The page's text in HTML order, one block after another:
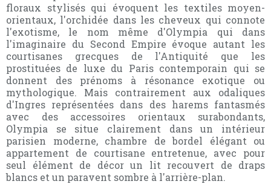
floraux stylisés qui évoquent les textiles moyen-
orientaux, l'orchidée dans les cheveux qui connote
l'exotisme, le nom même d'Olympia qui dans
l'imaginaire du Second Empire évoque autant les
courtisanes grecques de l'Antiquité que les
prostituées de luxe du Paris contemporain qui se
donnent des prénoms à résonance exotique ou
mythologique. Mais contrairement aux odaliques
d'Ingres représentées dans des harems fantasmés
avec des accessoires orientaux surabondants,
Olympia se situe clairement dans un intérieur
parisien moderne, chambre de bordel élégant ou
appartement de courtisane entretenue, avec pour
seul élément de décor un lit recouvert de draps
blancs et un paravent sombre à l'arrière-plan.